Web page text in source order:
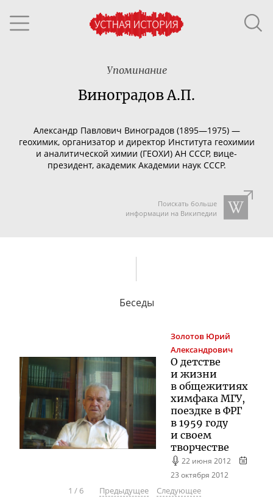
Упоминание
Виноградов А.П.
Александр Павлович Виноградов (1895—1975) —
геохимик, организатор и директор Института геохимии
и аналитической химии (ГЕОХИ) АН СССР, вице-
президент, академик Академии наук СССР.
Поискать больше
информации на Википедии
Беседы
Золотов Юрий
Александрович
О детстве
и жизни
в общежитиях
химфака МГУ,
поездке в ФРГ
в 1959 году
и своем
творчестве
22 июня 2012
23 октября 2012
1 / 6 Предыдущее
Следующее